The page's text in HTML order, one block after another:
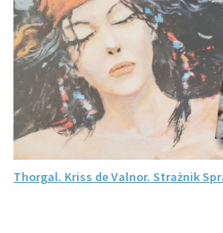
Thorgal. Kriss de Valnor. Strażnik